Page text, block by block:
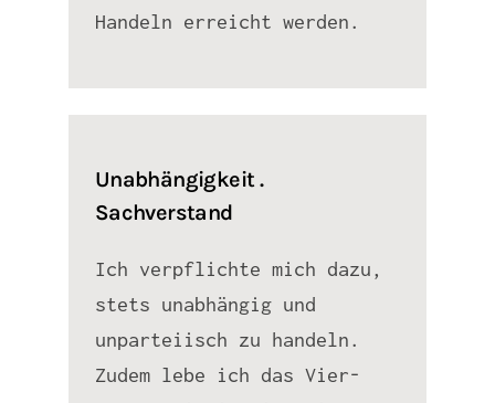
Handeln erreicht werden.
Unabhängigkeit .
Sachverstand
Ich verpflichte mich dazu,
stets unabhängig und
unparteiisch zu handeln.
Zudem lebe ich das Vier-